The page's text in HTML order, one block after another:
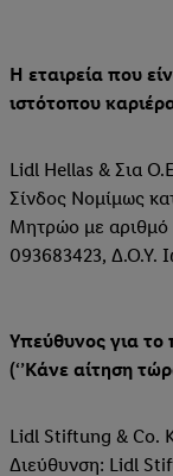
Η εταιρεία που
ιστότοπου
Lidl Hellas & Σια
Σίνδος Νομίμως
Μητρώο με
093683423, Δ.Ο.Υ.
Υπεύθυνος για
(‘’Κάνε αίτηση
Lidl Stiftung & Co.
Διεύθυνση: Lidl